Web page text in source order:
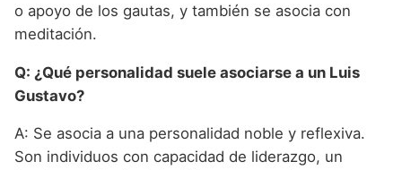
o apoyo de los gautas, y también se asocia con
meditación.
Q: ¿Qué personalidad suele asociarse a un Luis
Gustavo?
A: Se asocia a una personalidad noble y reflexiva.
Son individuos con capacidad de liderazgo, un